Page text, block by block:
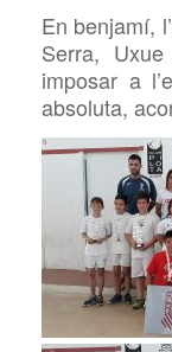
En benjamí,
Serra,
imposar a
absoluta,